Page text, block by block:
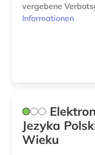
vergebene
Informationen
Jezyka
Wieku